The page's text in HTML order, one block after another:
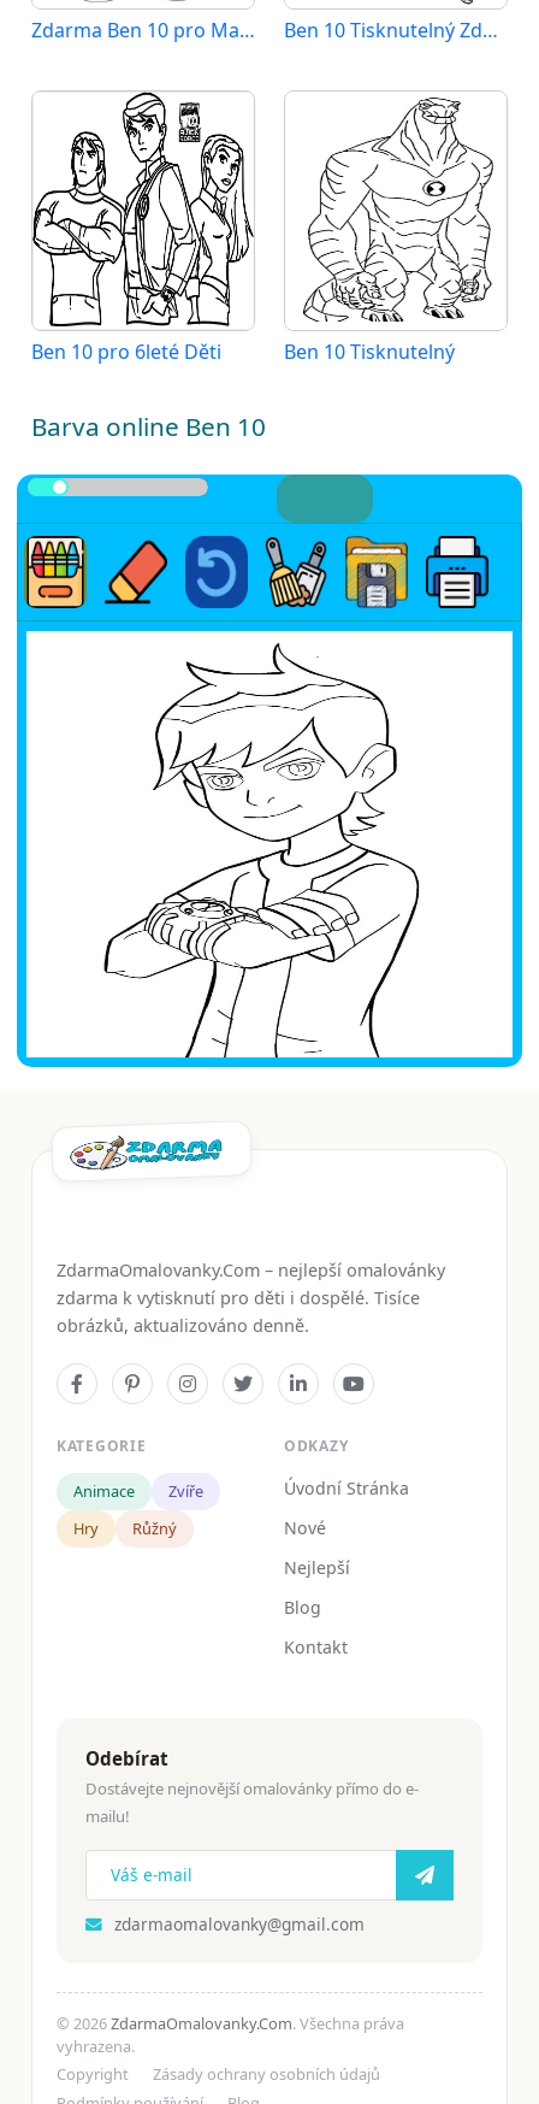
Zdarma Ben 10 pro Malé Děti Ben 10 Tisknutelný Zdarma
Ben 10 pro 6leté Děti Ben 10 Tisknutelný
Barva online Ben 10
ZdarmaOmalovanky.Com – nejlepší omalovánky
zdarma k vytisknutí pro děti i dospělé. Tisíce
obrázků, aktualizováno denně.
KATEGORIE
Animace
Zvíře
Hry
Růžný
ODKAZY
Úvodní Stránka
Nové
Nejlepší
Blog
Kontakt
Odebírat
Dostávejte nejnovější omalovánky přímo do e-
mailu!
zdarmaomalovanky@gmail.com
© 2026ZdarmaOmalovanky.Com. Všechna práva
vyhrazena.
Copyright
Zásady ochrany osobních údajů